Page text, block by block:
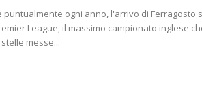
puntualmente ogni anno, l'arrivo di Ferragosto
League, il massimo campionato inglese
messe...